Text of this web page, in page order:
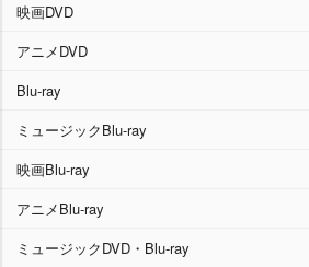
映画DVD
アニメDVD
Blu-ray
ミュージックBlu-ray
映画Blu-ray
アニメBlu-ray
ミュージックDVD・Blu-ray